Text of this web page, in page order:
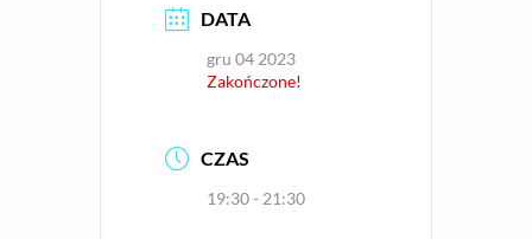
DATA
gru 04 2023
Zakończone!
CZAS
19:30 - 21:30